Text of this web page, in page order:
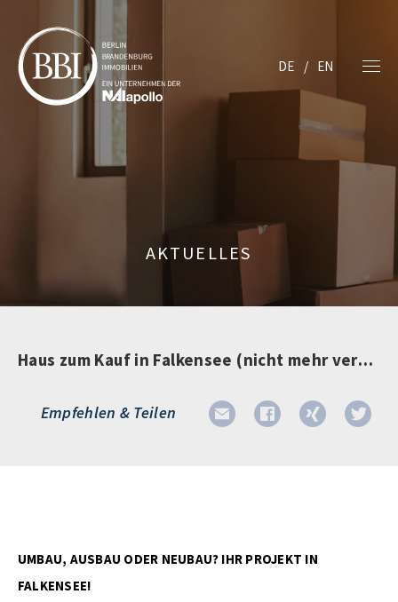
DE EN
AKTUELLES
Haus zum Kauf in Falkensee (nicht mehr verfügbar)
Empfehlen & Teilen
UMBAU, AUSBAU ODER NEUBAU? IHR PROJEKT IN
FALKENSEE!